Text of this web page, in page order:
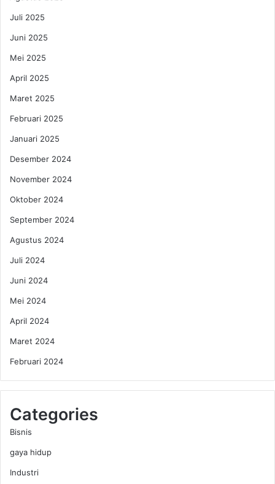
Juli 2025
Juni 2025
Mei 2025
April 2025
Maret 2025
Februari 2025
Januari 2025
Desember 2024
November 2024
Oktober 2024
September 2024
Agustus 2024
Juli 2024
Juni 2024
Mei 2024
April 2024
Maret 2024
Februari 2024
Categories
Bisnis
gaya hidup
Industri